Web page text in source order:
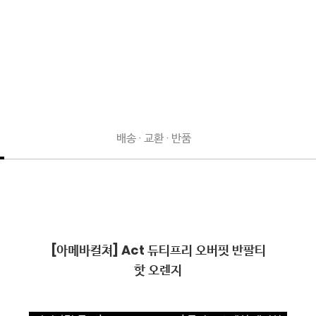
배송 · 교환 · 반품
[아메바컬쳐] Act 듀티프리 오버핏 반팔티
핫 오렌지